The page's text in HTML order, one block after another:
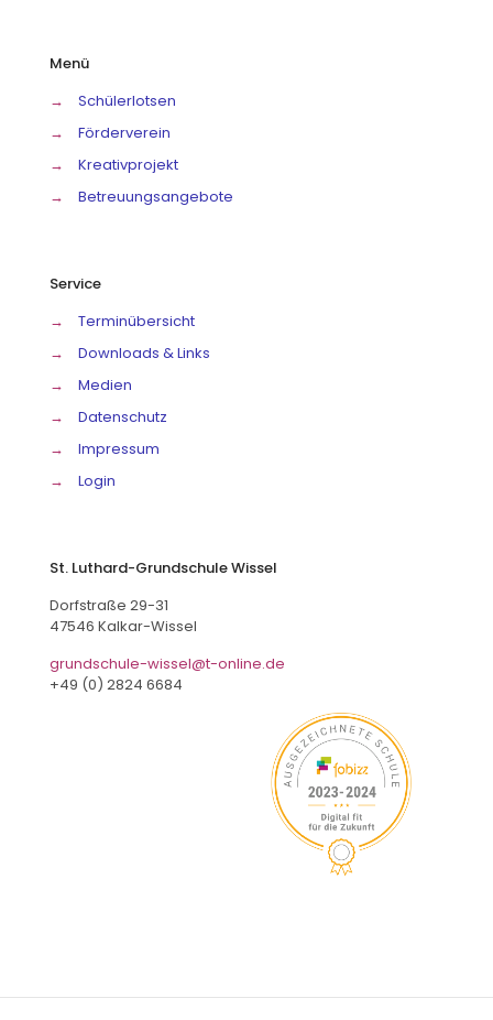
Menü
→
Schülerlotsen
→
Förderverein
→
Kreativprojekt
→
Betreuungsangebote
Service
→
Terminübersicht
→
Downloads & Links
→
Medien
→
Datenschutz
→
Impressum
→
Login
St. Luthard-Grundschule Wissel
Dorfstraße 29-31
47546 Kalkar-Wissel
grundschule-wissel@t-online.de
+49 (0) 2824 6684